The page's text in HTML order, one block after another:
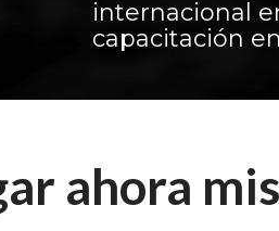
internacional
capacitación
ahora